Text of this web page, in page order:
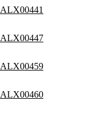
ALX00441
ALX00447
ALX00459
ALX00460